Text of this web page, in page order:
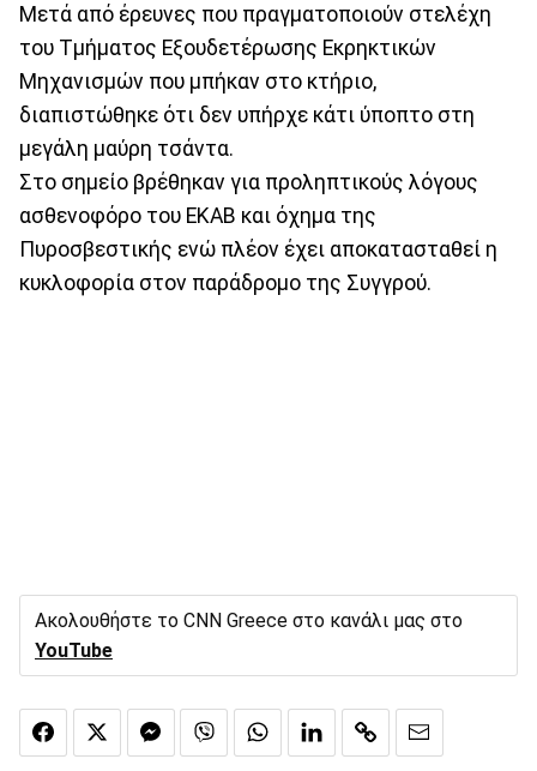
Μετά από έρευνες που πραγματοποιούν στελέχη
του Τμήματος Εξουδετέρωσης Εκρηκτικών
Μηχανισμών που μπήκαν στο κτήριο,
διαπιστώθηκε ότι δεν υπήρχε κάτι ύποπτο στη
μεγάλη μαύρη τσάντα.
Στο σημείο βρέθηκαν για προληπτικούς λόγους
ασθενοφόρο του ΕΚΑΒ και όχημα της
Πυροσβεστικής ενώ πλέον έχει αποκατασταθεί η
κυκλοφορία στον παράδρομο της Συγγρού.
Ακολουθήστε το CNN Greece στο κανάλι μας στο
YouTube